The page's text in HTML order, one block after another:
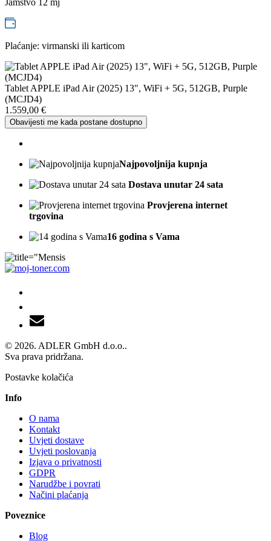
Jamstvo 12 mj
Plaćanje: virmanski ili karticom
Tablet APPLE iPad Air (2025) 13", WiFi + 5G, 512GB, Purple
(MCJD4)
1.559,00 €
Obavijesti me kada postane dostupno
Najpovoljnija kupnja
Dostava unutar 24 sata
Provjerena internet
trgovina
16 godina s Vama
© 2026. ADLER GmbH d.o.o..
Sva prava pridržana.
Postavke kolačića
Info
O nama
Kontakt
Uvjeti dostave
Uvjeti poslovanja
Izjava o privatnosti
GDPR
Narudžbe i povrati
Načini plaćanja
Poveznice
Blog